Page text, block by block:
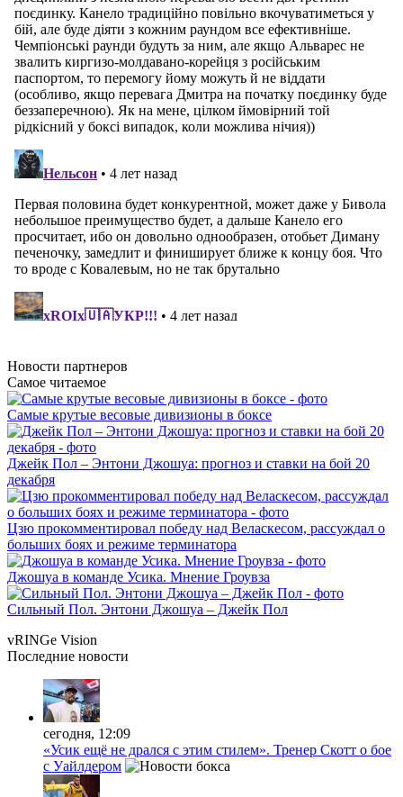
Новости партнеров
Самое читаемое
Самые крутые весовые дивизионы в боксе
Джейк Пол – Энтони Джошуа: прогноз и ставки на бой 20
декабря
Цзю прокомментировал победу над Веласкесом, рассуждал о
больших боях и режиме терминатора
Джошуа в команде Усика. Мнение Гроувза
Сильный Пол. Энтони Джошуа – Джейк Пол
vRINGe Vision
Последние новости
сегодня, 12:09
«Усик ещё не дрался с этим стилем». Тренер Скотт о бое
с Уайлдером